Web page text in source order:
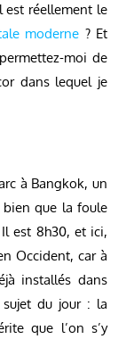
est réellement le
moderne ? Et
moi de
dans lequel je
à Bangkok, un
que la foule
est 8h30, et ici,
Occident, car à
installés dans
sujet du jour : la
que l’on s’y